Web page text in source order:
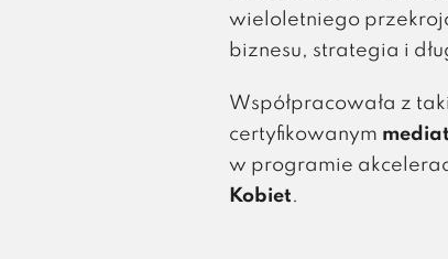
wieloletniego
biznesu, strategia i
Współpracowała z
certyfikowanym
w programie
Kobiet.